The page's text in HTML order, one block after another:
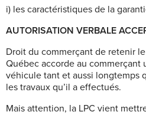
i) les caractéristiques de la
AUTORISATION VERBALE
Droit du commerçant de retenir
Québec accorde au
véhicule tant et aussi longtemps
les travaux qu’il a effectués.
Mais attention, la LPC vient